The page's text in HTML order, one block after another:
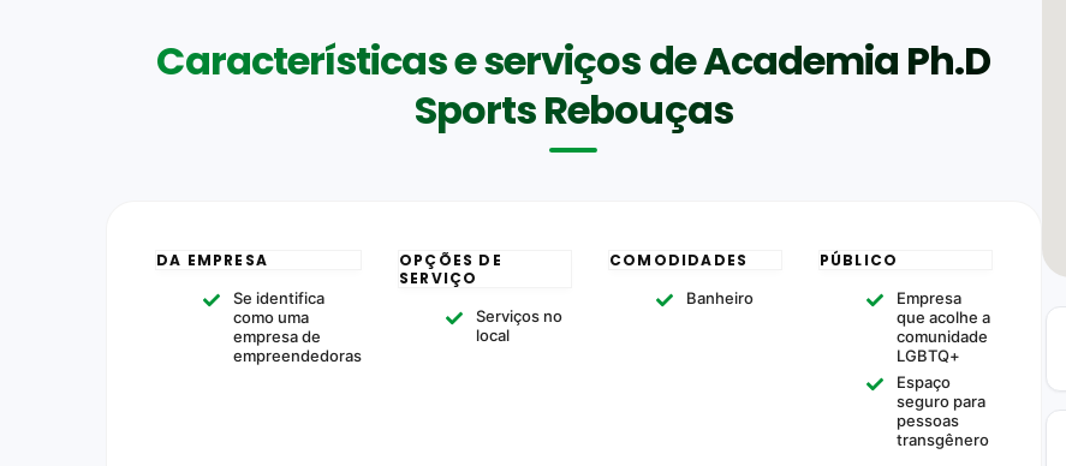
Características e serviços de Academia Ph.D
Sports Rebouças
DA EMPRESA
Se identifica
como uma
empresa de
empreendedoras
OPÇÕES DE
SERVIÇO
Serviços no
local
COMODIDADES
Banheiro
PÚBLICO
Empresa
que acolhe a
comunidade
LGBTQ+
Espaço
seguro para
pessoas
transgênero